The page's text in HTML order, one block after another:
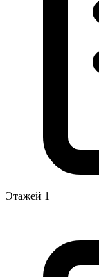
Этажей 1